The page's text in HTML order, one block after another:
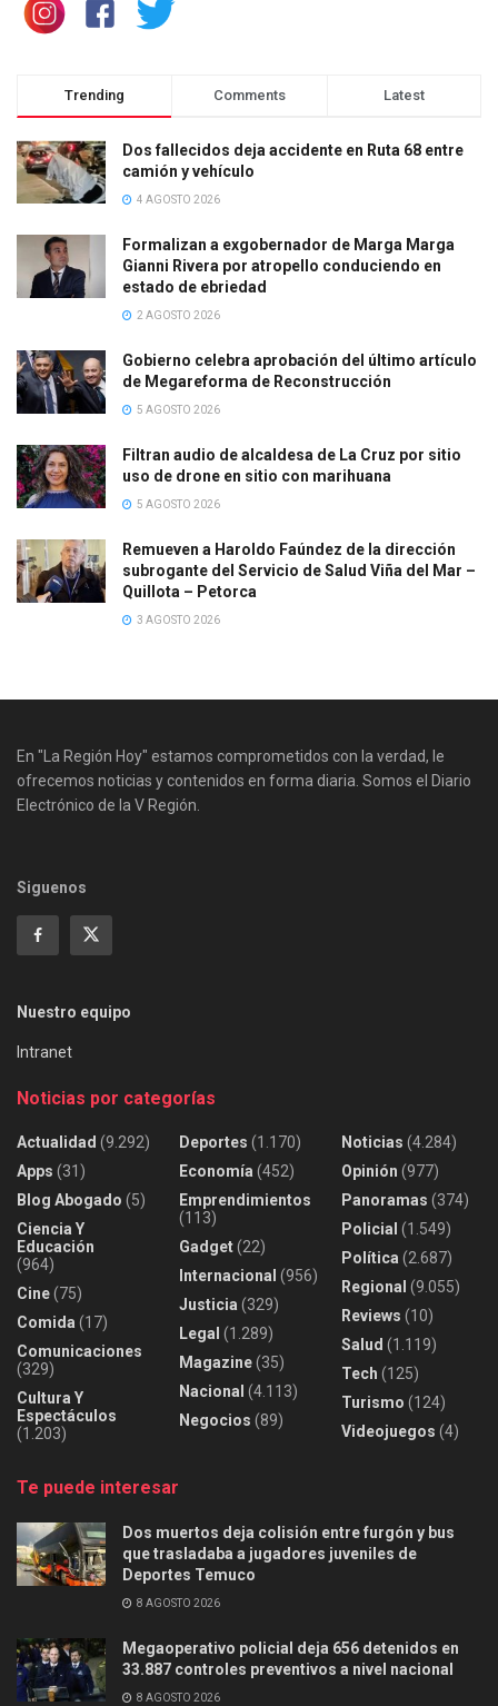
Trending Comments Latest
Dos fallecidos deja accidente en Ruta 68 entre
camión y vehículo
4 AGOSTO 2026
Formalizan a exgobernador de Marga Marga
Gianni Rivera por atropello conduciendo en
estado de ebriedad
2 AGOSTO 2026
Gobierno celebra aprobación del último artículo
de Megareforma de Reconstrucción
5 AGOSTO 2026
Filtran audio de alcaldesa de La Cruz por sitio
uso de drone en sitio con marihuana
5 AGOSTO 2026
Remueven a Haroldo Faúndez de la dirección
subrogante del Servicio de Salud Viña del Mar –
Quillota – Petorca
3 AGOSTO 2026
En "La Región Hoy" estamos comprometidos con la verdad, le
ofrecemos noticias y contenidos en forma diaria. Somos el Diario
Electrónico de la V Región.
Siguenos
Nuestro equipo
Intranet
Noticias por categorías
Actualidad (9.292)
Apps (31)
Blog Abogado (5)
Ciencia Y
Educación
(964)
Cine(75)
Comida (17)
Comunicaciones
(329)
Cultura Y
Espectáculos
(1.203)
Deportes (1.170)
Economía (452)
Emprendimientos
(113)
Gadget(22)
Internacional (956)
Justicia (329)
Legal (1.289)
Magazine(35)
Nacional (4.113)
Negocios (89)
Noticias (4.284)
Opinión (977)
Panoramas (374)
Policial (1.549)
Política (2.687)
Regional (9.055)
Reviews (10)
Salud (1.119)
Tech (125)
Turismo (124)
Videojuegos (4)
Te puede interesar
Dos muertos deja colisión entre furgón y bus
que trasladaba a jugadores juveniles de
Deportes Temuco
8 AGOSTO 2026
Megaoperativo policial deja 656 detenidos en
33.887 controles preventivos a nivel nacional
8 AGOSTO 2026